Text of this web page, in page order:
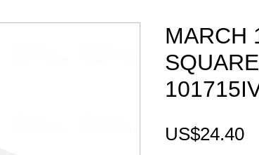
MARCH
US$24.40價